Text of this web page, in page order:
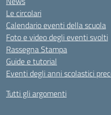
Le circolari
Calendario eventi della scuola
Foto e video degli eventi svolti
Rassegna Stampa
Guide e tutorial
Eventi degli anni scolastici
Tutti gli argomenti